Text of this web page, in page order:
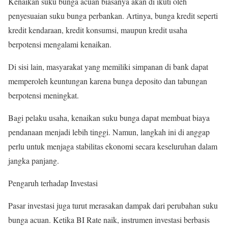
penyesuaian suku bunga perbankan. Artinya, bunga kredit seperti
kredit kendaraan, kredit konsumsi, maupun kredit usaha
berpotensi mengalami kenaikan.
Di sisi lain, masyarakat yang memiliki simpanan di bank dapat
memperoleh keuntungan karena bunga deposito dan tabungan
berpotensi meningkat.
Bagi pelaku usaha, kenaikan suku bunga dapat membuat biaya
pendanaan menjadi lebih tinggi. Namun, langkah ini di anggap
perlu untuk menjaga stabilitas ekonomi secara keseluruhan dalam
jangka panjang.
Pengaruh terhadap Investasi
Pasar investasi juga turut merasakan dampak dari perubahan suku
bunga acuan. Ketika BI Rate naik, instrumen investasi berbasis